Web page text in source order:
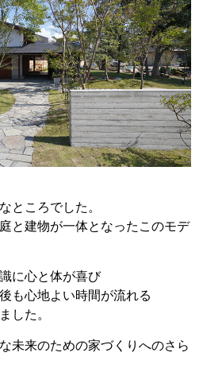
ところでした。
と建物が一体となったこのモデ
に心と体が喜び
も心地よい時間が流れる
した。
未来のための家づくりへのさら